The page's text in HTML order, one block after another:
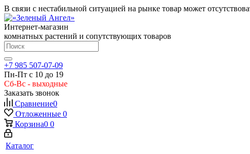
В связи с нестабильной ситуацией на рынке товар может
Интернет-магазин
комнатных растений и сопутствующих товаров
+7 985 507-07-09
Пн-Пт с 10 до 19
Сб-Вс - выходные
Заказать звонок
Сравнение0
Отложенные 0
Корзина0 0
Каталог